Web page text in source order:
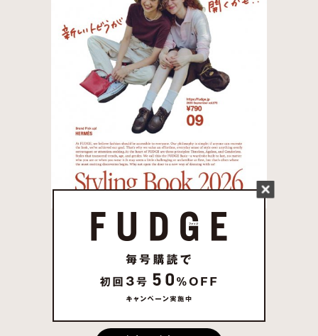
FUDGE 2026年 8月売
り 発売中